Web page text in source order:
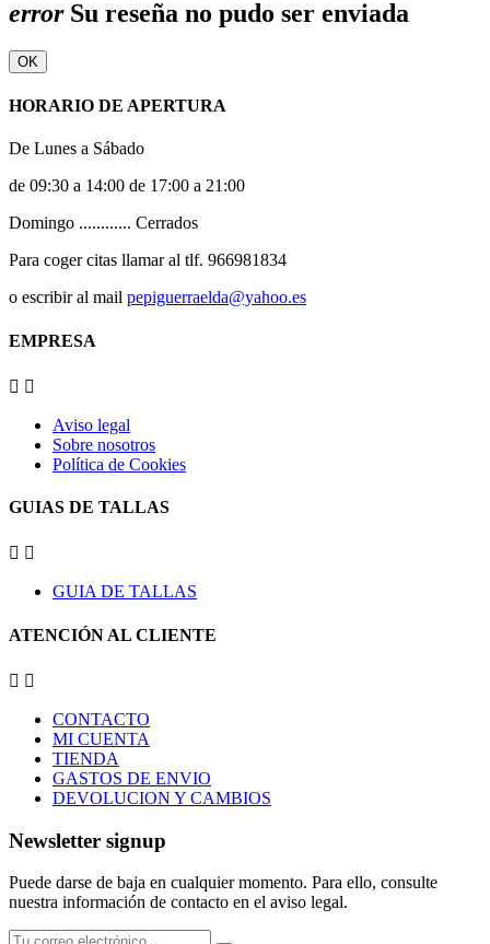
errorSu reseña no pudo ser enviada
OK
HORARIO DE APERTURA
De Lunes a Sábado
de 09:30 a 14:00 de 17:00 a 21:00
Domingo ............ Cerrados
Para coger citas llamar al tlf. 966981834
o escribir al mail pepiguerraelda@yahoo.es
EMPRESA
 
Aviso legal
Sobre nosotros
Política de Cookies
GUIAS DE TALLAS
 
GUIA DE TALLAS
ATENCIÓN AL CLIENTE
 
CONTACTO
MI CUENTA
TIENDA
GASTOS DE ENVIO
DEVOLUCION Y CAMBIOS
Newsletter signup
Puede darse de baja en cualquier momento. Para ello, consulte
nuestra información de contacto en el aviso legal.